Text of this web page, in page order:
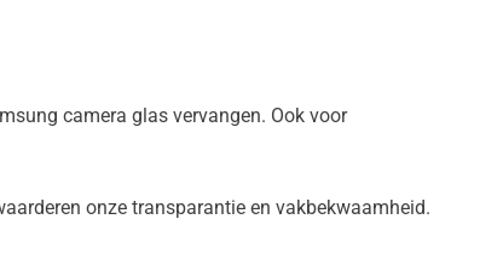
camera glas vervangen. Ook voor
onze transparantie en vakbekwaamheid.